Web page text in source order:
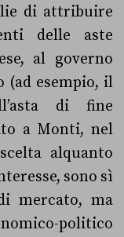
di attribuire
delle aste
al governo
(ad esempio, il
di fine
a Monti, nel
alquanto
sono sì
mercato, ma
politico